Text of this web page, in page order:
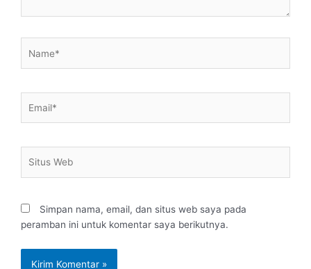
Web
Simpan nama, email, dan situs web saya pada
peramban ini untuk komentar saya berikutnya.